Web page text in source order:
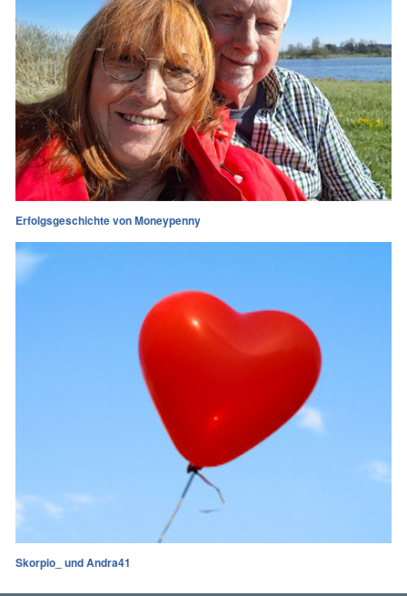
Erfolgsgeschichte von Moneypenny
Skorpio_ und Andra41